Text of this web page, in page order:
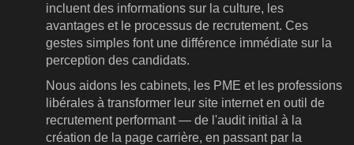
incluent des informations sur la culture, les
avantages et le processus de recrutement. Ces
gestes simples font une différence immédiate sur la
perception des candidats.
Nous aidons les cabinets, les PME et les professions
libérales à transformer leur site internet en outil de
recrutement performant — de l'audit initial à la
création de la page carrière, en passant par la